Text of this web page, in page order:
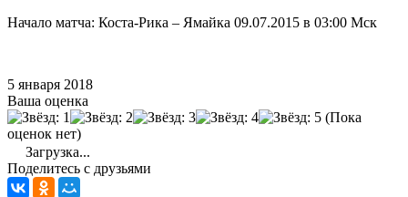
Начало матча: Коста-Рика – Ямайка 09.07.2015 в 03:00 Мск
5 января 2018
Ваша оценка
(Пока
оценок нет)
Загрузка...
Поделитесь с друзьями